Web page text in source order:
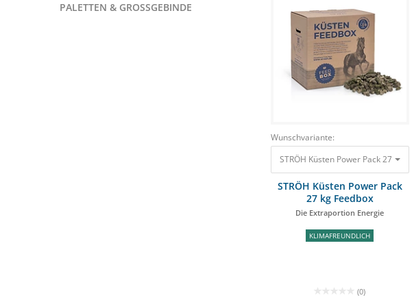
Wunschvariante:
STRÖH Küsten Power Pack 27 kg
STRÖH Küsten Power Pack
27 kg Feedbox
Die Extraportion Energie
KLIMAFREUNDLICH
(0)
PALETTEN & GROSSGEBINDE